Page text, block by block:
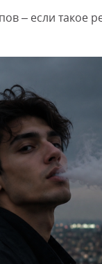
– если такое